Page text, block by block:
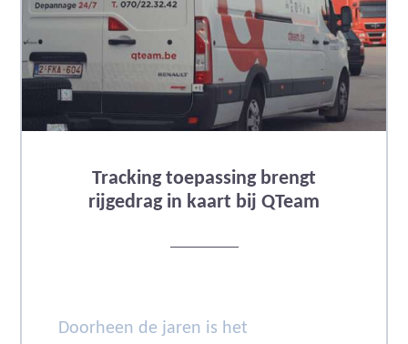
Tracking toepassing brengt
rijgedrag in kaart bij QTeam
Doorheen de jaren is het